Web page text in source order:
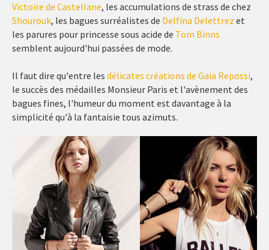
Victoire de Castellane, les accumulations de strass de chez
Shourouk, les bagues surréalistes de Delfina Delettrez et
les parures pour princesse sous acide de Tom Binns
semblent aujourd'hui passées de mode.
Il faut dire qu'entre les délicates créations de Gaia Repossi,
le succès des médailles Monsieur Paris et l'avènement des
bagues fines, l'humeur du moment est davantage à la
simplicité qu'à la fantaisie tous azimuts.